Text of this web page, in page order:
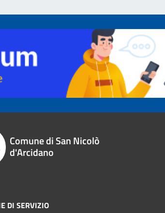
Comune di San Nicolò
d'Arcidano
DI SERVIZIO